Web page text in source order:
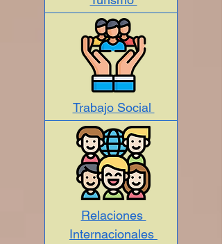
Trabajo Social
Relaciones
Internacionales